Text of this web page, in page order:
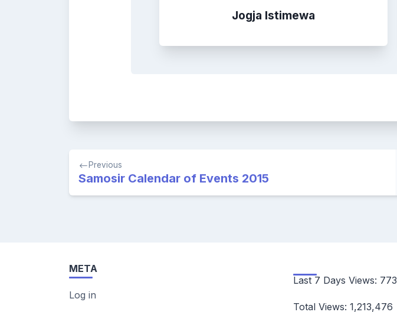
Jogja Istimewa
Post
navigation
Previous
Samosir Calendar of Events 2015
META
Log in
Last 7 Days Views: 773
Total Views: 1,213,476